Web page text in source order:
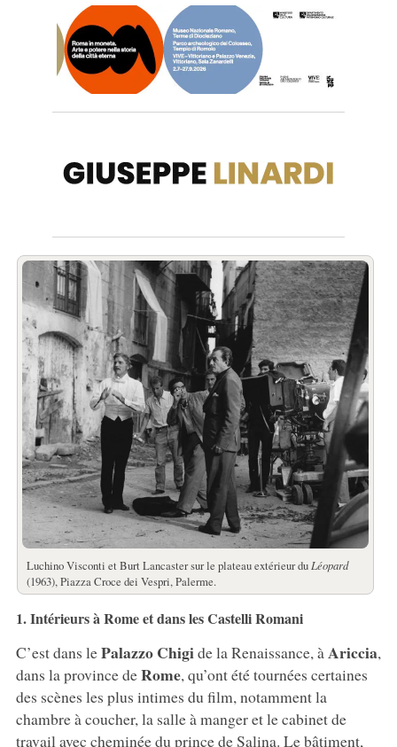
Luchino Visconti et Burt Lancaster sur le plateau extérieur du Léopard
(1963), Piazza Croce dei Vespri, Palerme.
1. Intérieurs à Rome et dans les Castelli Romani
C’est dans lePalazzo Chigide la Renaissance, à Ariccia,
dans la province deRome, qu’ont été tournées certaines
des scènes les plus intimes du film, notamment la
chambre à coucher, la salle à manger et le cabinet de
travail avec cheminée du prince de Salina. Le bâtiment,